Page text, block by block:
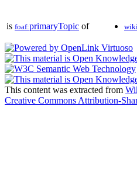
is foaf:primaryTopic of
This content was extracted from
Creative Commons Attribution-